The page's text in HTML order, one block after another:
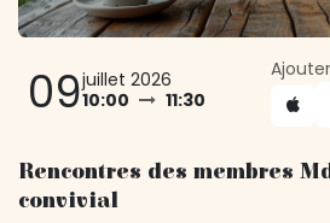
09juillet 2026
10:00
11:30
Rencontres des membres
convivial